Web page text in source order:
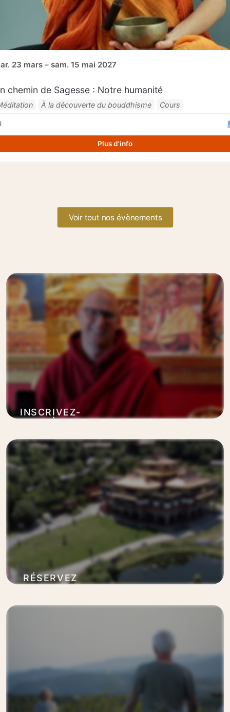
23 mars – sam. 15 mai 2027
chemin de Sagesse : Notre humanité
À la découverte du bouddhisme Cours
Plus d'info
Voir tout nos évènements
INSCRIVEZ-
VOUS À DES
GRATUITES
En savoir plus
RÉSERVEZ
SÉRÉNITÉ
En savoir plus